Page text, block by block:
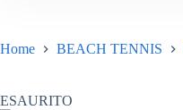
Home BEACH TENNIS
ESAURITO